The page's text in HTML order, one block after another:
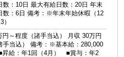
数：10日 最大有給日数：20日 年末
数：6日 備考：※年末年始休暇（12
）
円～程度（諸手当込） 月収 30万円
手当込） 備考：※基本給：280,000
昇給：年1回（4月） ■賞与：年2